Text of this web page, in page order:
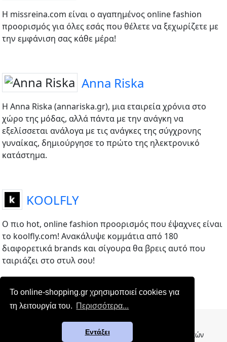
Το online-shopping.gr χρησιμοποιεί cookies για
τη λειτουργία του. Περισσότερα...
Εντάξει
Η missreina.com είναι ο αγαπημένος online fashion
προορισμός για όλες εσάς που θέλετε να ξεχωρίζετε με
την εμφάνιση σας κάθε μέρα!
Anna Riska
Η Anna Riska (annariska.gr), μια εταιρεία χρόνια στο
χώρο της μόδας, αλλά πάντα με την ανάγκη να
εξελίσσεται ανάλογα με τις ανάγκες της σύγχρονης
γυναίκας, δημιούργησε το πρώτο της ηλεκτρονικό
κατάστημα.
KOOLFLY
Ο πιο hot, online fashion προορισμός που έψαχνες είναι
το koolfly.com! Ανακάλυψε κομμάτια από 180
διαφορετικά brands και σίγουρα θα βρεις αυτό που
ταιριάζει στο στυλ σου!
Επικοινωνία|Όροι χρήσης
© 2012-2026 - online-shopping.gr | Κατάλογος ελληνικών